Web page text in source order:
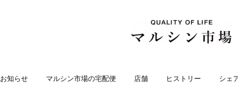
お知らせ マルシン市場の宅配便 店舗 ヒストリー シェ